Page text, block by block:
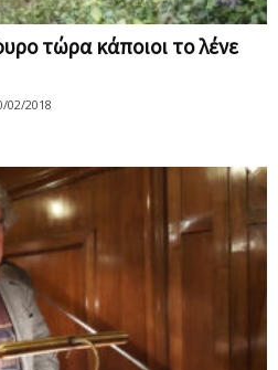
τώρα κάποιοι το λένε
02/2018